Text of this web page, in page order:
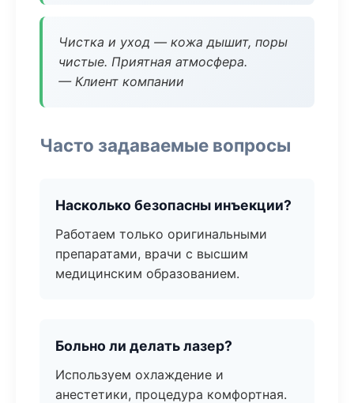
Чистка и уход — кожа дышит, поры
чистые. Приятная атмосфера.
— Клиент компании
Часто задаваемые вопросы
Насколько безопасны инъекции?
Работаем только оригинальными
препаратами, врачи с высшим
медицинским образованием.
Больно ли делать лазер?
Используем охлаждение и
анестетики, процедура комфортная.